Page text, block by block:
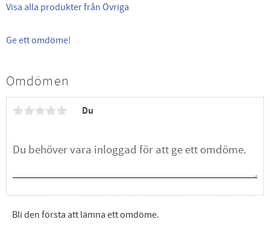
Visa alla produkter från Övriga
Ge ett omdöme!
Omdömen
Du
Bli den första att lämna ett omdöme.